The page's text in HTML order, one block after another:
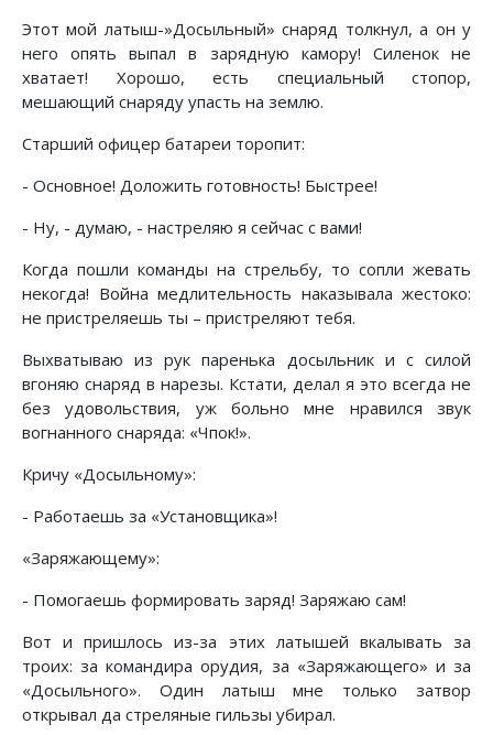
Этот мой латыш-»Досыльный» снаряд толкнул, а он у
него опять выпал в зарядную камору! Силенок не
хватает! Хорошо, есть специальный стопор,
мешающий снаряду упасть на землю.
Старший офицер батареи торопит:
- Основное! Доложить готовность! Быстрее!
- Ну, - думаю, - настреляю я сейчас с вами!
Когда пошли команды на стрельбу, то сопли жевать
некогда! Война медлительность наказывала жестоко:
не пристреляешь ты – пристреляют тебя.
Выхватываю из рук паренька досыльник и с силой
вгоняю снаряд в нарезы. Кстати, делал я это всегда не
без удовольствия, уж больно мне нравился звук
вогнанного снаряда: «Чпок!».
Кричу «Досыльному»:
- Работаешь за «Установщика»!
«Заряжающему»:
- Помогаешь формировать заряд! Заряжаю сам!
Вот и пришлось из-за этих латышей вкалывать за
троих: за командира орудия, за «Заряжающего» и за
«Досыльного». Один латыш мне только затвор
открывал да стреляные гильзы убирал.